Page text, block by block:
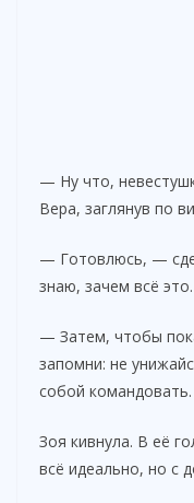
— Ну что,
Вера, заглянув по
— Готовлюсь, —
знаю, зачем всё это.
— Затем, чтобы
запомни: не
собой командовать.
Зоя кивнула. В её
всё идеально, но с